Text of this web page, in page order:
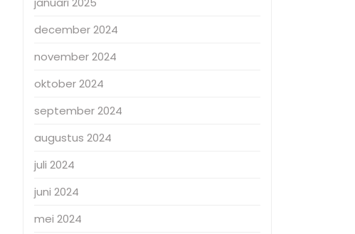
december 2024
november 2024
oktober 2024
september 2024
augustus 2024
juli 2024
juni 2024
mei 2024